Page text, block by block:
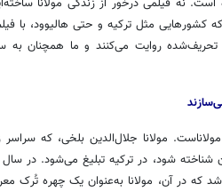
نه فیلمی درخور از زندگی مولانا
که کشورهایی مثل ترکیه و حتی هالیوود، با
تحریف‌شده روایت می‌کنند و ما همچنان
مولانا جلال‌الدین بلخی، که
شد که در آن، مولانا به‌عنوان یک چهره تُرک
۱۴۰۵ روزنامه‌های صبح